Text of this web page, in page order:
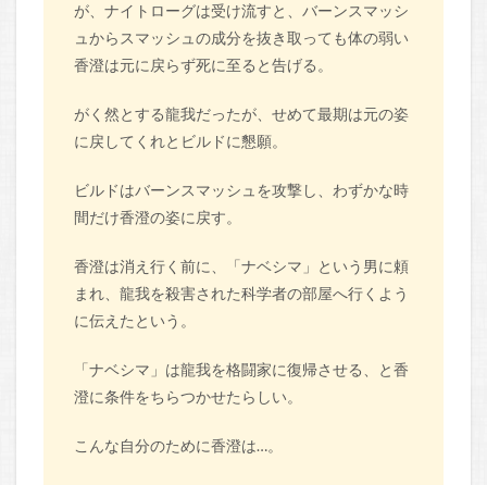
が、ナイトローグは受け流すと、バーンスマッシ
ュからスマッシュの成分を抜き取っても体の弱い
香澄は元に戻らず死に至ると告げる。
がく然とする龍我だったが、せめて最期は元の姿
に戻してくれとビルドに懇願。
ビルドはバーンスマッシュを攻撃し、わずかな時
間だけ香澄の姿に戻す。
香澄は消え行く前に、「ナベシマ」という男に頼
まれ、龍我を殺害された科学者の部屋へ行くよう
に伝えたという。
「ナベシマ」は龍我を格闘家に復帰させる、と香
澄に条件をちらつかせたらしい。
こんな自分のために香澄は…。